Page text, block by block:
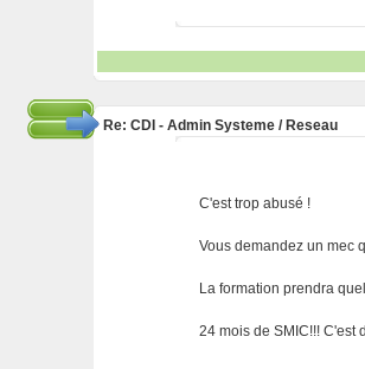
Re: CDI - Admin Systeme / Reseau
C'est trop abusé !
Vous demandez un mec
La formation prendra
24 mois de SMIC!!! C'est